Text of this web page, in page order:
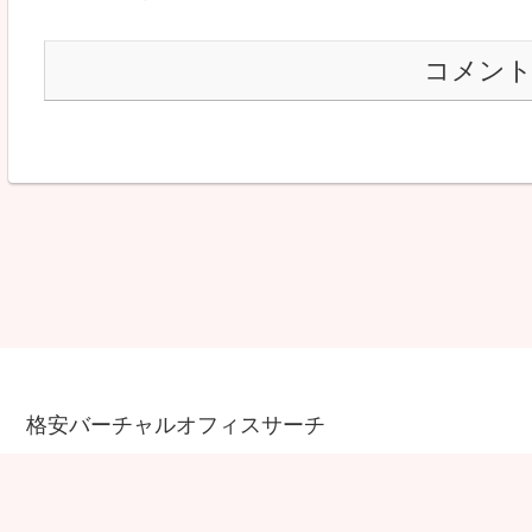
コメン
格安バーチャルオフィスサーチ